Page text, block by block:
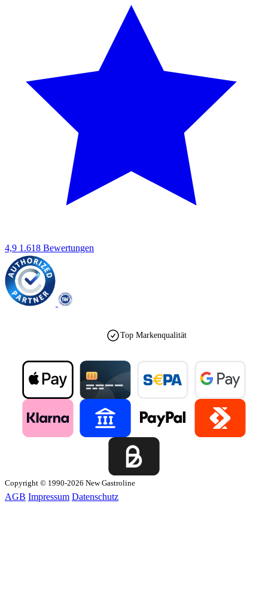
4,9 1.618 Bewertungen
Top Markenqualität
Copyright © 1990-2026 New Gastroline
AGB Impressum Datenschutz